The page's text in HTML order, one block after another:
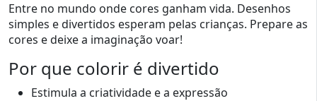
Entre no mundo onde cores ganham vida. Desenhos
simples e divertidos esperam pelas crianças. Prepare as
cores e deixe a imaginação voar!
Por que colorir é divertido
Estimula a criatividade e a expressão